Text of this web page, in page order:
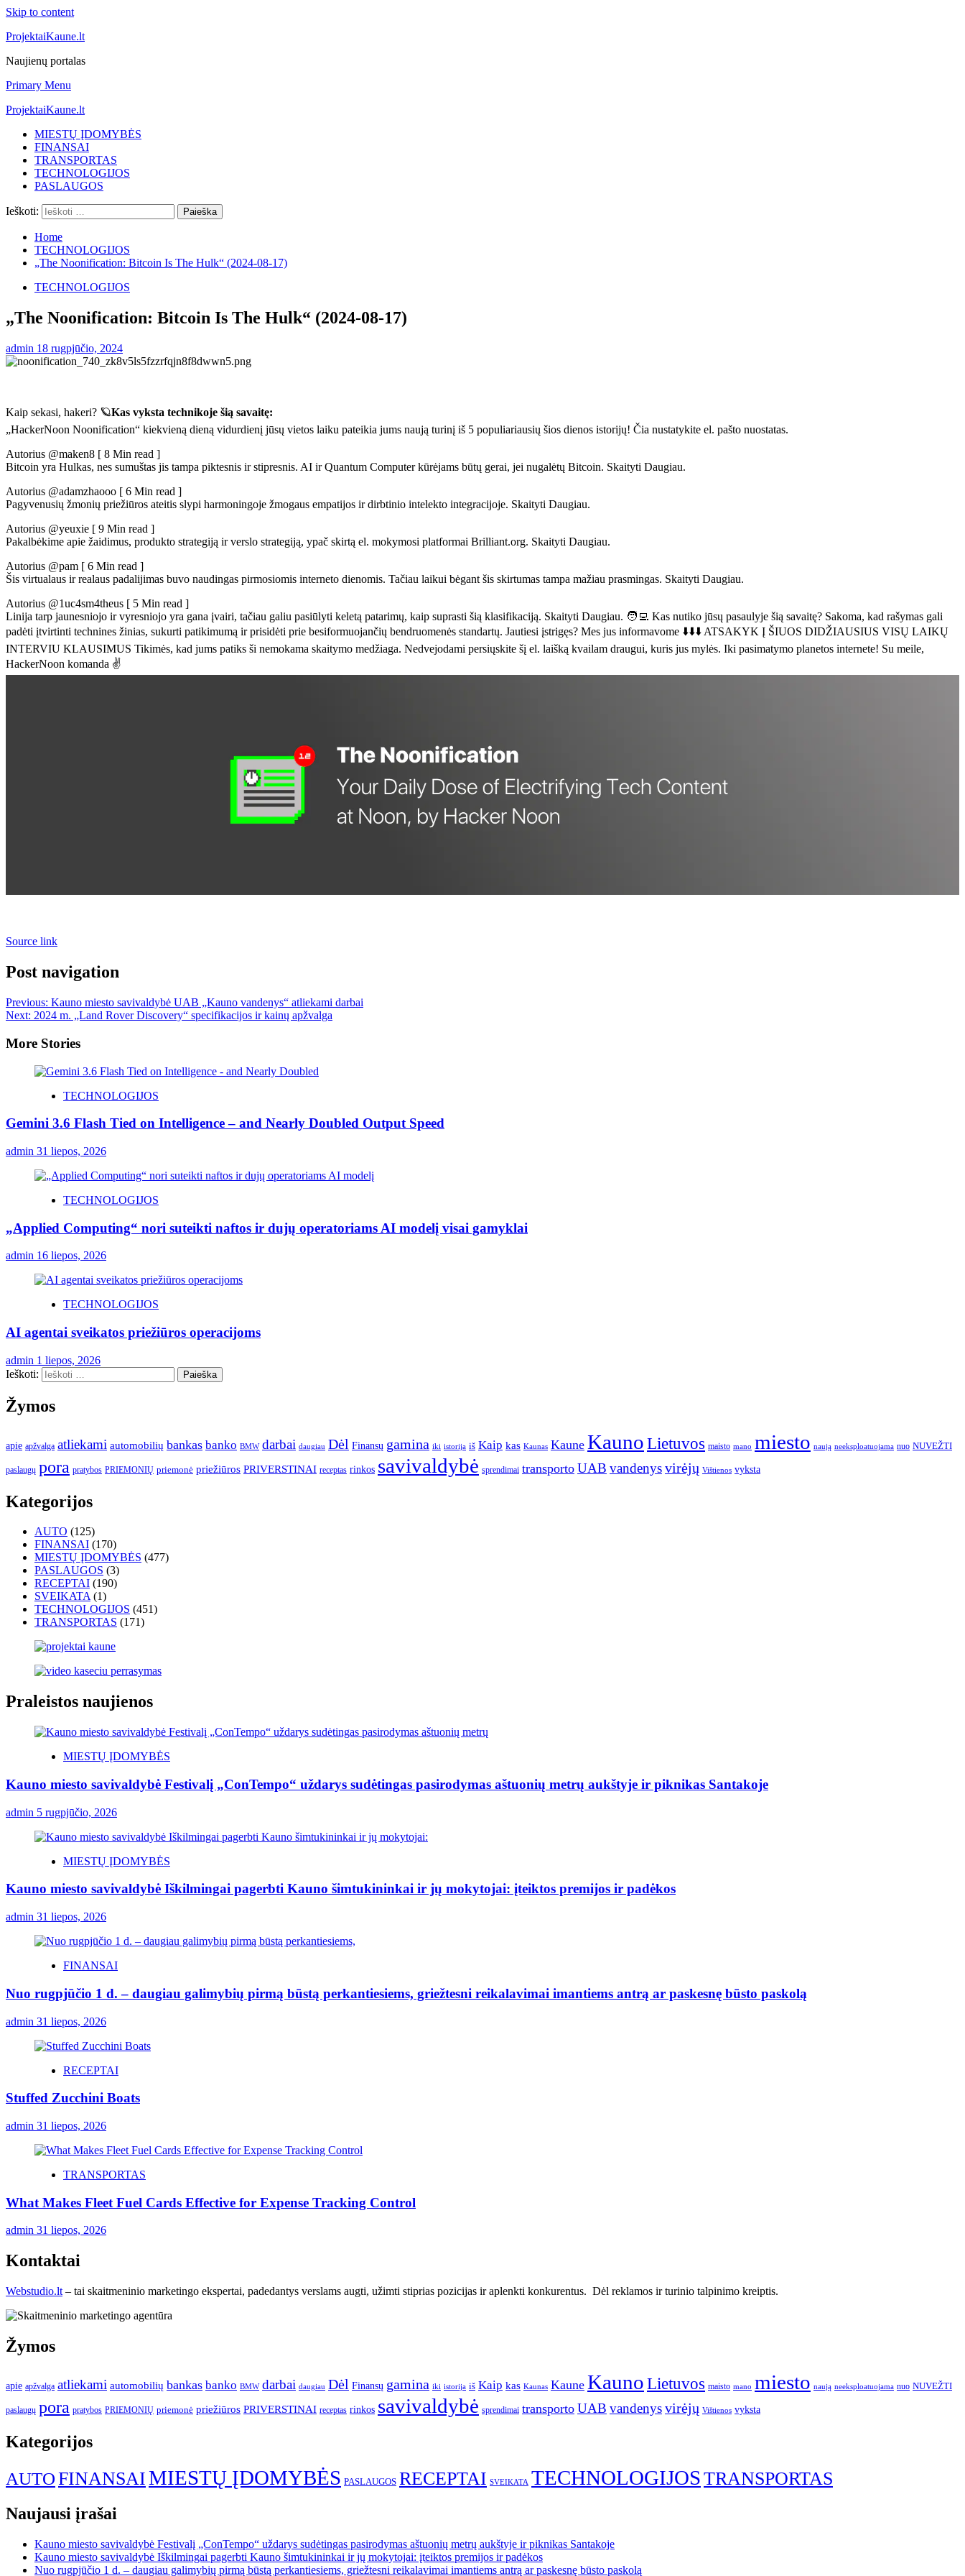
Skip to content
ProjektaiKaune.lt
Naujienų portalas
Primary Menu
ProjektaiKaune.lt
MIESTŲ ĮDOMYBĖS
FINANSAI
TRANSPORTAS
TECHNOLOGIJOS
PASLAUGOS
Ieškoti:
Home
TECHNOLOGIJOS
„The Noonification: Bitcoin Is The Hulk“ (2024-08-17)
TECHNOLOGIJOS
„The Noonification: Bitcoin Is The Hulk“ (2024-08-17)
admin 18 rugpjūčio, 2024
Kaip sekasi, hakeri? 🪐Kas vyksta technikoje šią savaitę:
„HackerNoon Noonification“ kiekvieną dieną vidurdienį jūsų vietos laiku pateikia jums naują turinį iš 5 populiariausių šios dienos istorijų! Čia nustatykite el. pašto nuostatas.
Autorius @maken8 [ 8 Min read ]
Bitcoin yra Hulkas, nes sumuštas jis tampa piktesnis ir stipresnis. AI ir Quantum Computer kūrėjams būtų gerai, jei nugalėtų Bitcoin. Skaityti Daugiau.
Autorius @adamzhaooo [ 6 Min read ]
Pagyvenusių žmonių priežiūros ateitis slypi harmoningoje žmogaus empatijos ir dirbtinio intelekto integracijoje. Skaityti Daugiau.
Autorius @yeuxie [ 9 Min read ]
Pakalbėkime apie žaidimus, produkto strategiją ir verslo strategiją, ypač skirtą el. mokymosi platformai Brilliant.org. Skaityti Daugiau.
Autorius @pam [ 6 Min read ]
Šis virtualaus ir realaus padalijimas buvo naudingas pirmosiomis interneto dienomis. Tačiau laikui bėgant šis skirtumas tampa mažiau prasmingas. Skaityti Daugiau.
Autorius @1uc4sm4theus [ 5 Min read ]
Linija tarp jaunesniojo ir vyresniojo yra gana įvairi, tačiau galiu pasiūlyti keletą patarimų, kaip suprasti šią klasifikaciją. Skaityti Daugiau. 🧑‍💻 Kas nutiko jūsų pasaulyje šią savaitę? Sakoma, kad rašymas gali
padėti įtvirtinti technines žinias, sukurti patikimumą ir prisidėti prie besiformuojančių bendruomenės standartų. Jautiesi įstrigęs? Mes jus informavome ⬇️⬇️⬇️ ATSAKYK Į ŠIUOS DIDŽIAUSIUS VISŲ LAIKŲ
INTERVIU KLAUSIMUS Tikimės, kad jums patiks ši nemokama skaitymo medžiaga. Nedvejodami persiųskite šį el. laišką kvailam draugui, kuris jus mylės. Iki pasimatymo planetos internete! Su meile,
HackerNoon komanda ✌️
Source link
Post navigation
Previous: Kauno miesto savivaldybė UAB „Kauno vandenys“ atliekami darbai
Next: 2024 m. „Land Rover Discovery“ specifikacijos ir kainų apžvalga
More Stories
TECHNOLOGIJOS
Gemini 3.6 Flash Tied on Intelligence – and Nearly Doubled Output Speed
admin 31 liepos, 2026
TECHNOLOGIJOS
„Applied Computing“ nori suteikti naftos ir dujų operatoriams AI modelį visai gamyklai
admin 16 liepos, 2026
TECHNOLOGIJOS
AI agentai sveikatos priežiūros operacijoms
admin 1 liepos, 2026
Ieškoti:
Žymos
apie apžvalga atliekami automobilių bankas banko BMW darbai daugiau Dėl Finansų gamina iki istorija iš Kaip kas Kaunas Kaune KaunoLietuvos maisto mano miesto naują neeksploatuojama nuo NUVEŽTI
paslaugų pora pratybos PRIEMONIŲ priemonė priežiūros PRIVERSTINAI receptas rinkos savivaldybė sprendimai transporto UAB vandenysvirėjų Vištienos vyksta
Kategorijos
AUTO (125)
FINANSAI (170)
MIESTŲ ĮDOMYBĖS (477)
PASLAUGOS (3)
RECEPTAI (190)
SVEIKATA(1)
TECHNOLOGIJOS (451)
TRANSPORTAS (171)
Praleistos naujienos
MIESTŲ ĮDOMYBĖS
Kauno miesto savivaldybė Festivalį „ConTempo“ uždarys sudėtingas pasirodymas aštuonių metrų aukštyje ir piknikas Santakoje
admin 5 rugpjūčio, 2026
MIESTŲ ĮDOMYBĖS
Kauno miesto savivaldybė Iškilmingai pagerbti Kauno šimtukininkai ir jų mokytojai: įteiktos premijos ir padėkos
admin 31 liepos, 2026
FINANSAI
Nuo rugpjūčio 1 d. – daugiau galimybių pirmą būstą perkantiesiems, griežtesni reikalavimai imantiems antrą ar paskesnę būsto paskolą
admin 31 liepos, 2026
RECEPTAI
Stuffed Zucchini Boats
admin 31 liepos, 2026
TRANSPORTAS
What Makes Fleet Fuel Cards Effective for Expense Tracking Control
admin 31 liepos, 2026
Kontaktai
Webstudio.lt – tai skaitmeninio marketingo ekspertai, padedantys verslams augti, užimti stiprias pozicijas ir aplenkti konkurentus. Dėl reklamos ir turinio talpinimo kreiptis.
Žymos
apie apžvalga atliekami automobilių bankas banko BMW darbai daugiau Dėl Finansų gamina iki istorija iš Kaip kas Kaunas Kaune KaunoLietuvos maisto mano miesto naują neeksploatuojama nuo NUVEŽTI
paslaugų pora pratybos PRIEMONIŲ priemonė priežiūros PRIVERSTINAI receptas rinkos savivaldybė sprendimai transporto UAB vandenysvirėjų Vištienos vyksta
Kategorijos
AUTOFINANSAIMIESTŲ ĮDOMYBĖS PASLAUGOS RECEPTAI SVEIKATA TECHNOLOGIJOSTRANSPORTAS
Naujausi įrašai
Kauno miesto savivaldybė Festivalį „ConTempo“ uždarys sudėtingas pasirodymas aštuonių metrų aukštyje ir piknikas Santakoje
Kauno miesto savivaldybė Iškilmingai pagerbti Kauno šimtukininkai ir jų mokytojai: įteiktos premijos ir padėkos
Nuo rugpjūčio 1 d. – daugiau galimybių pirmą būstą perkantiesiems, griežtesni reikalavimai imantiems antrą ar paskesnę būsto paskolą